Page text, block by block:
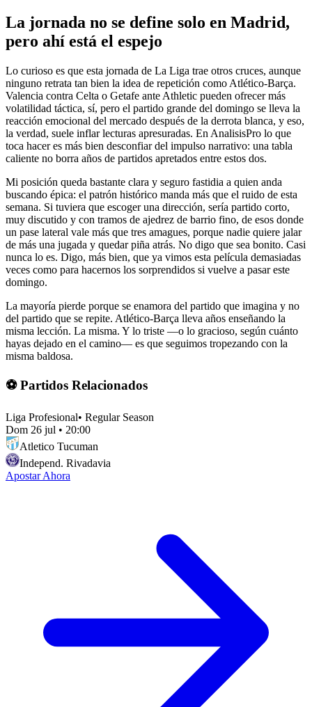
La jornada no se define solo en Madrid,
pero ahí está el espejo
Lo curioso es que esta jornada de La Liga trae otros cruces, aunque
ninguno retrata tan bien la idea de repetición como Atlético-Barça.
Valencia contra Celta o Getafe ante Athletic pueden ofrecer más
volatilidad táctica, sí, pero el partido grande del domingo se lleva la
reacción emocional del mercado después de la derrota blanca, y eso,
la verdad, suele inflar lecturas apresuradas. En AnalisisPro lo que
toca hacer es más bien desconfiar del impulso narrativo: una tabla
caliente no borra años de partidos apretados entre estos dos.
Mi posición queda bastante clara y seguro fastidia a quien anda
buscando épica: el patrón histórico manda más que el ruido de esta
semana. Si tuviera que escoger una dirección, sería partido corto,
muy discutido y con tramos de ajedrez de barrio fino, de esos donde
un pase lateral vale más que tres amagues, porque nadie quiere jalar
de más una jugada y quedar piña atrás. No digo que sea bonito. Casi
nunca lo es. Digo, más bien, que ya vimos esta película demasiadas
veces como para hacernos los sorprendidos si vuelve a pasar este
domingo.
La mayoría pierde porque se enamora del partido que imagina y no
del partido que se repite. Atlético-Barça lleva años enseñando la
misma lección. La misma. Y lo triste —o lo gracioso, según cuánto
hayas dejado en el camino— es que seguimos tropezando con la
misma baldosa.
⚽ Partidos Relacionados
Liga Profesional• Regular Season
Dom 26 jul • 20:00
Atletico Tucuman
Independ. Rivadavia
Apostar Ahora